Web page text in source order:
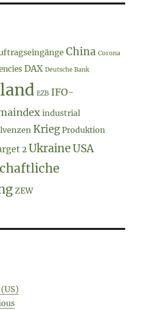
China Corona
DAX Deutsche Bank
EZB IFO-
industrial
Krieg Produktion
2 Ukraine USA
ZEW